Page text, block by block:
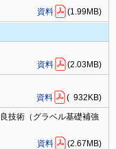
資料
(1.99MB)
資料
(2.03MB)
資料
( 932KB)
技術（グラベル基礎補強
資料
(2.67MB)